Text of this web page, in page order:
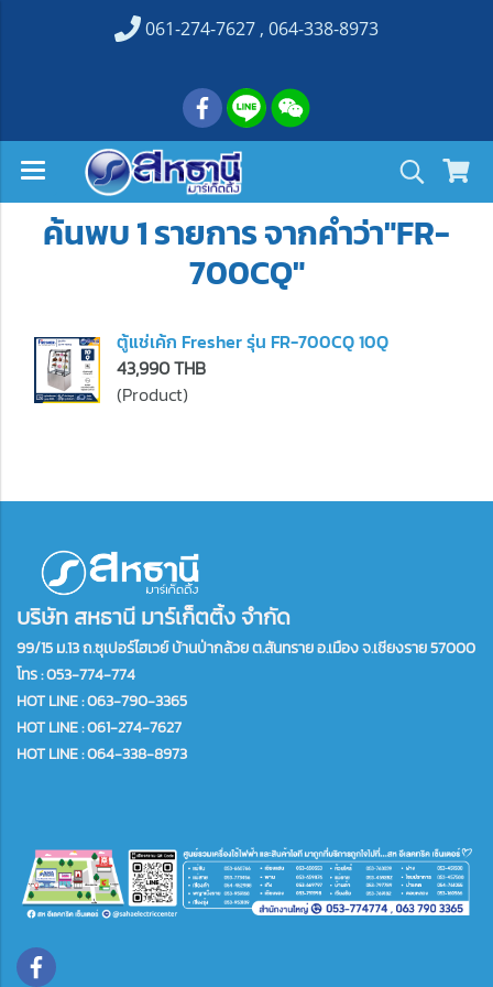
061-274-7627 , 064-338-8973
ค้นพบ 1 รายการ จากคำว่า"FR-
700CQ"
ตู้แช่เค้ก Fresher รุ่น FR-700CQ 10Q
43,990 THB
(Product)
บริษัท สหธานี มาร์เก็ตติ้ง จำกัด
99/15 ม.13 ถ.ซุเปอร์ไฮเวย์ บ้านป่ากล้วย ต.สันทราย อ.เมือง จ.เชียงราย 57000
โทร :053-774-774
HOT LINE : 063-790-3365
HOT LINE : 061-274-7627
HOT LINE : 064-338-8973